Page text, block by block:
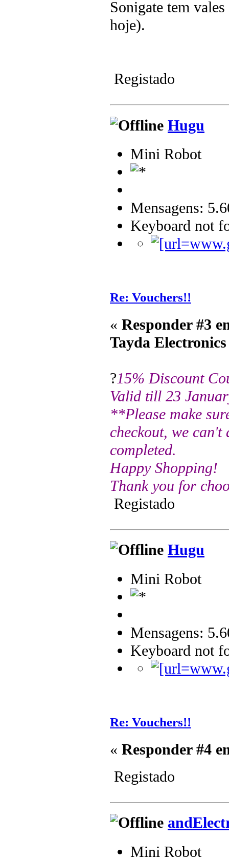
Sonigate tem
hoje).
Registado
Hugu
Mini Robot
Mensagens:
Keyboard not
Re: Vouchers!!
« Responder #3
Tayda Electronics
?15% Discount
Valid till 23
**Please make
checkout, we
completed.
Happy Shopping!
Thank you for
Registado
Hugu
Mini Robot
Mensagens:
Keyboard not
Re: Vouchers!!
« Responder #4
Registado
Mini Robot